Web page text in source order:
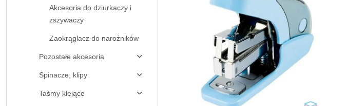
Akcesoria do dziurkaczy i
zszywaczy
Zaokrąglacz do narożników
Pozostałe akcesoria
Spinacze, klipy
Taśmy klejące